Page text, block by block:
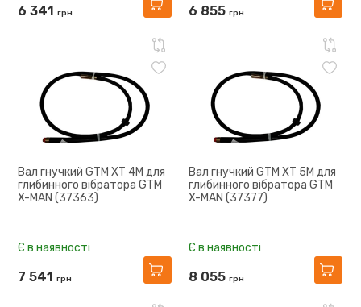
6 341 грн 6 855 грн
Вал гнучкий GTM XT 4M для
глибинного вібратора GTM
X-MAN (37363)
Є в наявності
7 541 грн
Вал гнучкий GTM XT 5M для
глибинного вібратора GTM
X-MAN (37377)
Є в наявності
8 055 грн